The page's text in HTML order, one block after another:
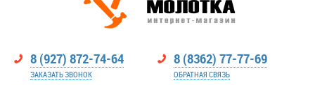
8 (927) 872-74-64
ЗАКАЗАТЬ ЗВОНОК
8 (8362) 77-77-69
ОБРАТНАЯ СВЯЗЬ